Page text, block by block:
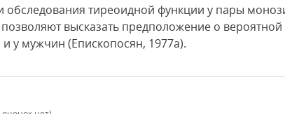
обследования тиреоидной функции у пары
высказать предположение о
и у мужчин (Епископосян, 1977а).